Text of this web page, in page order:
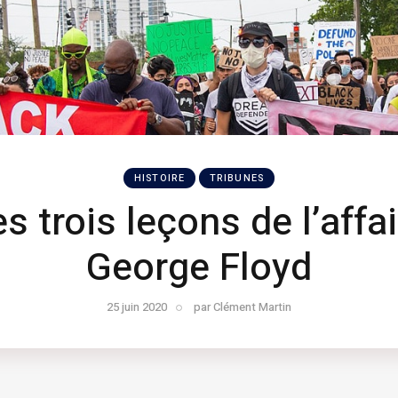
HISTOIRE TRIBUNES
trois leçons de
George Floyd
25 juin 2020 parClément Martin